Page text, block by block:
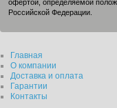
офертой, определяемой
Российской Федерации.
Главная
О компании
Доставка и оплата
Гарантии
Контакты